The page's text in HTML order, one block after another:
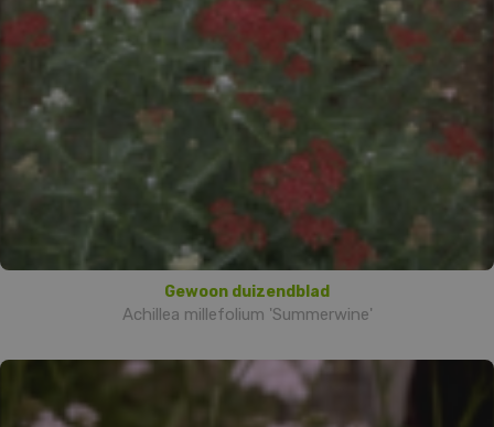
Gewoon duizendblad
Achillea millefolium 'Summerwine'